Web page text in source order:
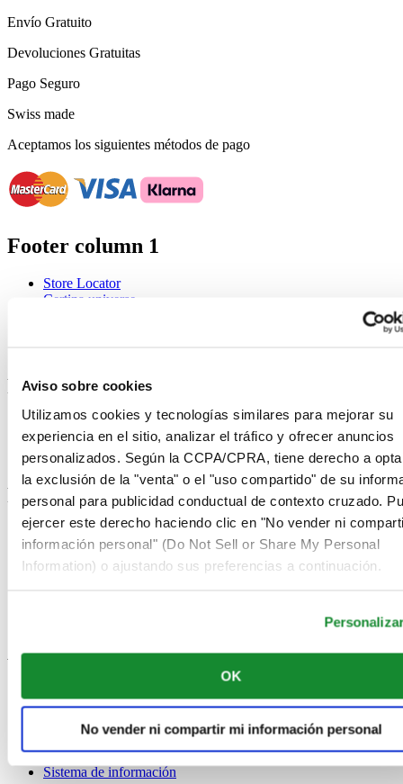
Aviso sobre cookies
Utilizamos cookies y tecnologías similares para mejorar su
experiencia en el sitio, analizar el tráfico y ofrecer anuncios
personalizados. Según la CCPA/CPRA, tiene derecho a
la exclusión de la "venta" o el "uso compartido" de su
personal para publicidad conductual de contexto cruzado.
ejercer este derecho haciendo clic en "No vender ni
información personal" (Do Not Sell or Share My Personal
Information) o ajustando sus preferencias a continuación.
OK
No vender ni compartir mi información personal
Envío Gratuito
Devoluciones Gratuitas
Pago Seguro
Swiss made
Aceptamos los siguientes métodos de pago
Footer column 1
Store Locator
Certina universe
Footer column 2
Relojes de caballero
Relojes de señora
Todos los relojes
Footer column 3
Registrar mi reloj
Envíenos su reloj de manera gratuita
Avisos legales
Aviso de privacidad
Aviso sobre cookies
Condiciones de venta
Desistimiento del contrato
Sistema de información